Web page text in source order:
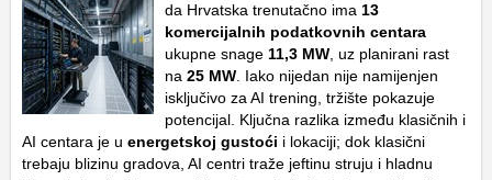
da Hrvatska trenutačno ima 13
komercijalnih podatkovnih centara
ukupne snage 11,3 MW , uz planirani rast
na 25 MW . Iako nijedan nije namijenjen
isključivo za AI trening, tržište pokazuje
potencijal. Ključna razlika između klasičnih i
AI centara je u energetskoj gustoći i lokaciji; dok klasični
trebaju blizinu gradova, AI centri traže jeftinu struju i hladnu